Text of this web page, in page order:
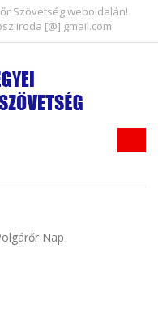
Szövetség weboldalán!
[@] gmail.com
Nap